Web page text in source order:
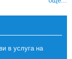
в услуга на